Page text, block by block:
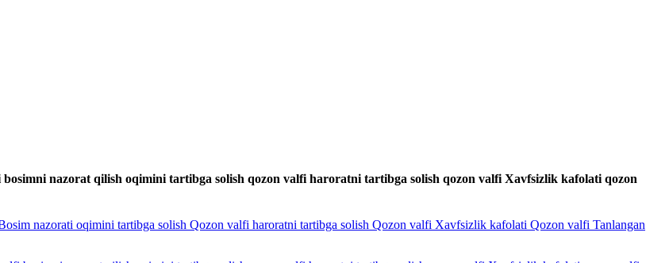
nazorat qilish oqimini tartibga solish qozon valfi haroratni tartibga solish qozon valfi Xavfsizlik kafolati qozon